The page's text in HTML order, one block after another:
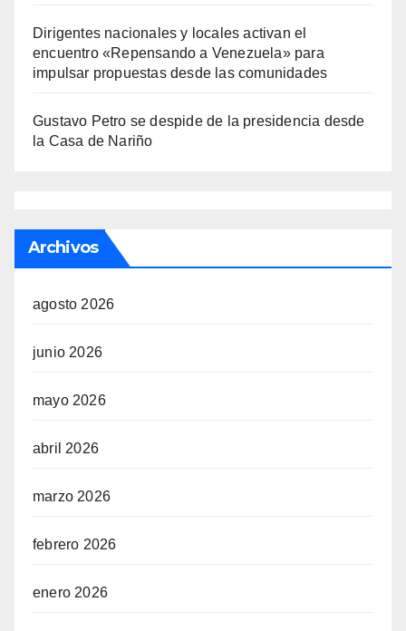
Dirigentes nacionales y locales activan el
encuentro «Repensando a Venezuela» para
impulsar propuestas desde las comunidades
Gustavo Petro se despide de la presidencia desde
la Casa de Nariño
Archivos
agosto 2026
junio 2026
mayo 2026
abril 2026
marzo 2026
febrero 2026
enero 2026